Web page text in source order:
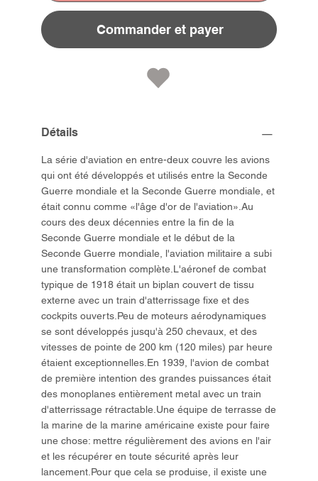
Commander et payer
Détails
La série d'aviation en entre-deux couvre les avions
qui ont été développés et utilisés entre la Seconde
Guerre mondiale et la Seconde Guerre mondiale, et
était connu comme «l'âge d'or de l'aviation».Au
cours des deux décennies entre la fin de la
Seconde Guerre mondiale et le début de la
Seconde Guerre mondiale, l'aviation militaire a subi
une transformation complète.L'aéronef de combat
typique de 1918 était un biplan couvert de tissu
externe avec un train d'atterrissage fixe et des
cockpits ouverts.Peu de moteurs aérodynamiques
se sont développés jusqu'à 250 chevaux, et des
vitesses de pointe de 200 km (120 miles) par heure
étaient exceptionnelles.En 1939, l'avion de combat
de première intention des grandes puissances était
des monoplanes entièrement metal avec un train
d'atterrissage rétractable.Une équipe de terrasse de
la marine de la marine américaine existe pour faire
une chose: mettre régulièrement des avions en l'air
et les récupérer en toute sécurité après leur
lancement.Pour que cela se produise, il existe une